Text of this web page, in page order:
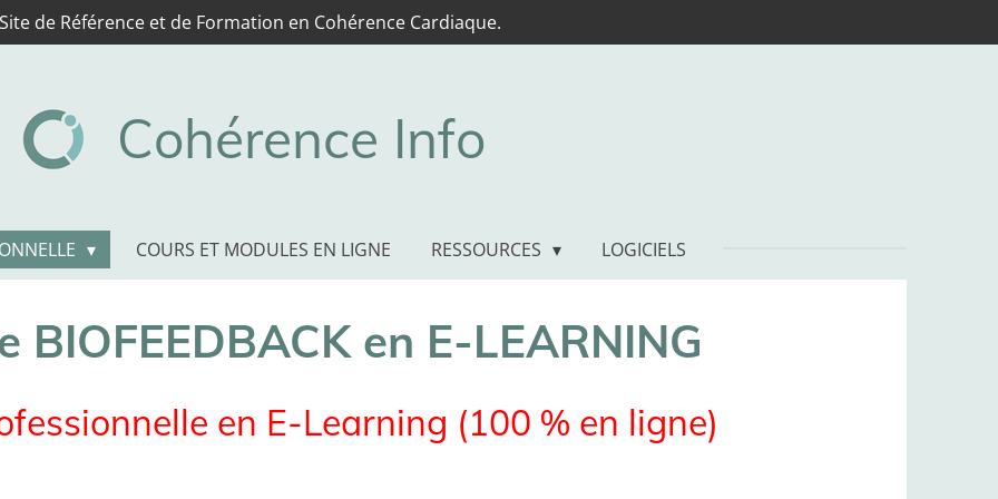
Site de Référence et de Formation en Cohérence Cardiaque.
Cohérence Info
COURS ET MODULES EN LIGNE RESSOURCES LOGICIELS
BIOFEEDBACK en E-LEARNING
en E-Learning (100 % en ligne)